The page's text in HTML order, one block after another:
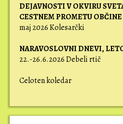
DEJAVNOSTI V OKVIRU
CESTNEM PROMETU
maj 2026 Kolesarčki
NARAVOSLOVNI DNEVI,
22.-26.6.2026 Debeli rtič
Celoten koledar